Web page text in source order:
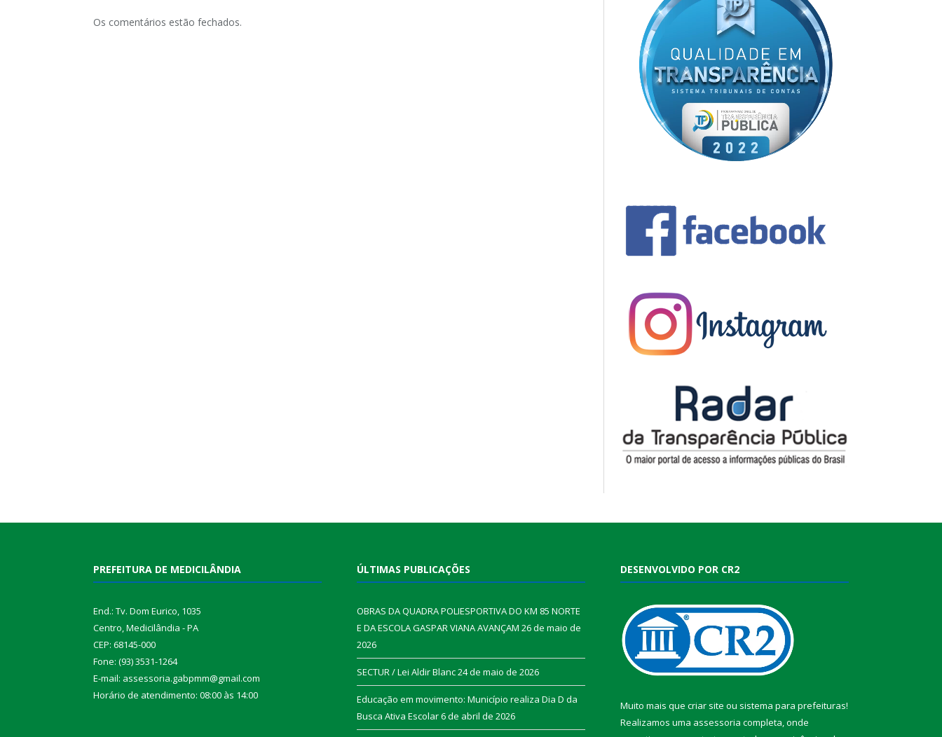
Os comentários estão fechados.
PREFEITURA DE MEDICILÂNDIA
End.: Tv. Dom Eurico, 1035
Centro, Medicilândia - PA
CEP: 68145-000
Fone: (93) 3531-1264
E-mail: assessoria.gabpmm@gmail.com
Horário de atendimento: 08:00 às 14:00
ÚLTIMAS PUBLICAÇÕES
OBRAS DA QUADRA POLIESPORTIVA DO KM 85 NORTE
E DA ESCOLA GASPAR VIANA AVANÇAM 26 de maio de
2026
SECTUR / Lei Aldir Blanc24 de maio de 2026
Educação em movimento: Município realiza Dia D da
Busca Ativa Escolar6 de abril de 2026
DESENVOLVIDO POR CR2
Muito mais que criar site ou sistema para prefeituras!
Realizamos uma assessoria completa, onde